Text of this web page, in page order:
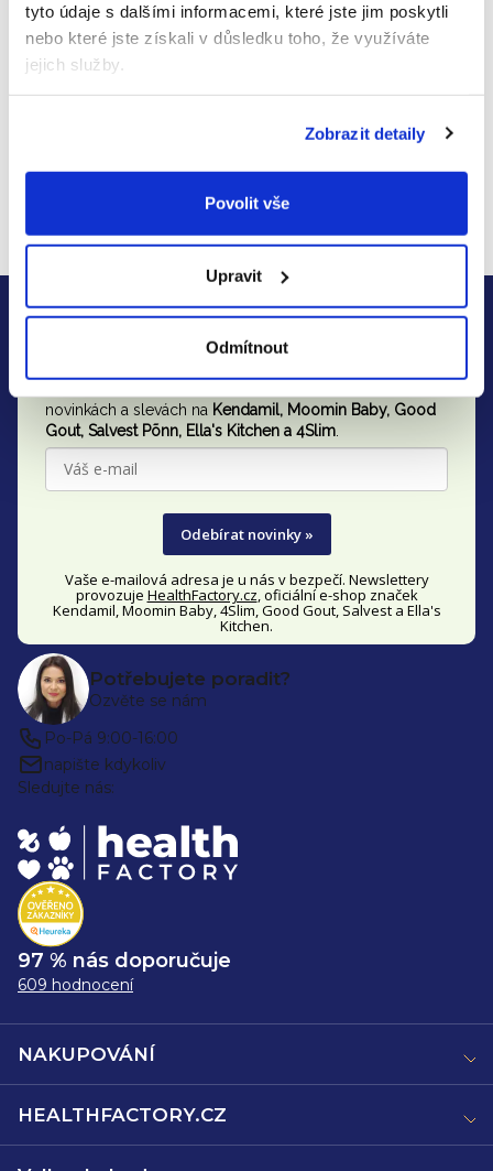
tyto údaje s dalšími informacemi, které jste jim poskytli
nebo které jste získali v důsledku toho, že využíváte
jejich služby.
Zobrazit detaily
Povolit vše
Upravit
Odmítnout
Pouze registrovaní uživatelé mohou vkládat
hodnocení. Prosím přihlaste senebo seregistrujte
Adresa
ul.Zolkiewskiego 20/26, 87-100
Toruň, Polsko, +48 (56) 612 39 00
a
Zjistěte včas všechny akce
a slevy
novinkách a slevách na Kendamil, Moomin Baby, Good
Gout, Salvest Põnn, Ella's Kitchen a 4Slim.
Odebírat novinky »
Vaše e-mailová adresa je u nás v bezpečí. Newslettery
provozuje HealthFactory.cz, oficiálníe-shop značek
Kendamil, Moomin Baby, 4Slim, Good Gout, Salvest a Ella's
Kitchen.
Potřebujete poradit?
Ozvěte se nám
Po-Pá 9:00-16:00
napište kdykoliv
Sledujte nás:
97 % nás doporučuje
609 hodnocení
NAKUPOVÁNÍ
HEALTHFACTORY.CZ